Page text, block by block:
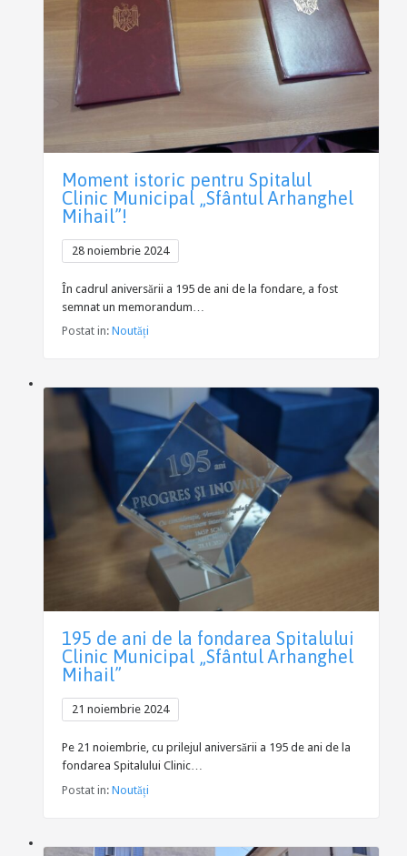
Moment istoric pentru Spitalul
Clinic Municipal „Sfântul Arhanghel
Mihail”!
28 noiembrie 2024
În cadrul aniversării a 195 de ani de la fondare, a fost
semnat un memorandum…
Postat in: Noutăți
195 de ani de la fondarea Spitalului
Clinic Municipal „Sfântul Arhanghel
Mihail”
21 noiembrie 2024
Pe 21 noiembrie, cu prilejul aniversării a 195 de ani de la
fondarea Spitalului Clinic…
Postat in: Noutăți